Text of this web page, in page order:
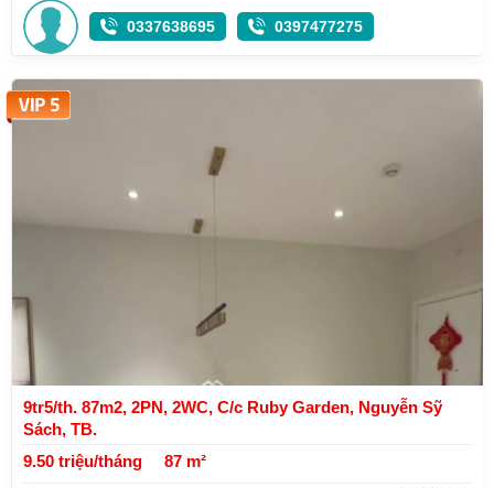
0337638695 0397477275
9tr5/th. 87m2, 2PN, 2WC, C/c Ruby Garden, Nguyễn Sỹ
Sách, TB.
9.50 triệu/tháng
87 m²